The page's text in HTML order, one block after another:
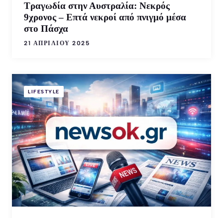
Τραγωδία στην Αυστραλία: Νεκρός
9χρονος – Επτά νεκροί από πνιγμό μέσα
στο Πάσχα
21 ΑΠΡΙΛΊΟΥ 2025
LIFESTYLE